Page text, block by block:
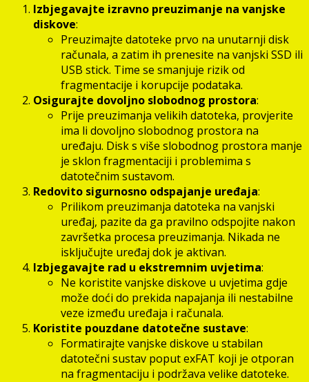
Izbjegavajte izravno preuzimanje na vanjske
diskove:
Preuzimajte datoteke prvo na unutarnji disk
računala, a zatim ih prenesite na vanjski SSD ili
USB stick. Time se smanjuje rizik od
fragmentacije i korupcije podataka.
Osigurajte dovoljno slobodnog prostora:
Prije preuzimanja velikih datoteka, provjerite
ima li dovoljno slobodnog prostora na
uređaju. Disk s više slobodnog prostora manje
je sklon fragmentaciji i problemima s
datotečnim sustavom.
Redovito sigurnosno odspajanje uređaja:
Prilikom preuzimanja datoteka na vanjski
uređaj, pazite da ga pravilno odspojite nakon
završetka procesa preuzimanja. Nikada ne
isključujte uređaj dok je aktivan.
Izbjegavajte rad u ekstremnim uvjetima:
Ne koristite vanjske diskove u uvjetima gdje
može doći do prekida napajanja ili nestabilne
veze između uređaja i računala.
Koristite pouzdane datotečne sustave:
Formatirajte vanjske diskove u stabilan
datotečni sustav poput exFAT koji je otporan
na fragmentaciju i podržava velike datoteke.